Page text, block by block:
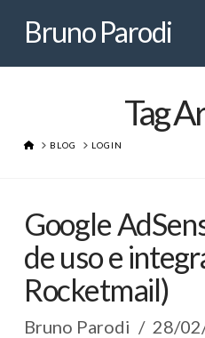
Bruno
Parodi
Bruno Parodi
Tag
HOME
BLOG LOGIN
Google
de uso e
Rocketmail)
Bruno Parodi
28/